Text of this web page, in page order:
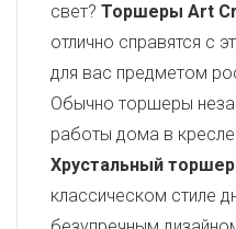
свет? Торшеры Art
отлично справятся с
для вас предметом
Обычно торшеры
работы дома в кресле
Хрустальный торшер
классическом стиле